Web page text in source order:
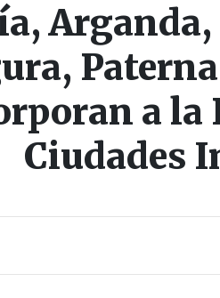
a la
Ciudades